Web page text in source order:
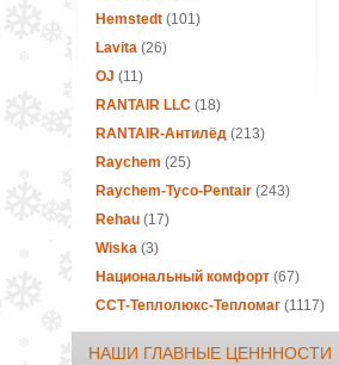
Hemstedt(101)
Lavita(26)
OJ (11)
RANTAIR LLC(18)
RANTAIR-Антилёд(213)
Raychem (25)
Raychem-Tyco-Pentair (243)
Rehau(17)
Wiska(3)
Национальный комфорт(67)
ССТ-Теплолюкс-Тепломаг(1117)
НАШИ ГЛАВНЫЕ ЦЕНННОСТИ